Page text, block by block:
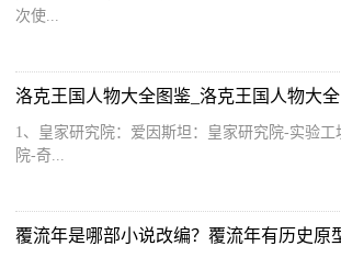
次使...
洛克王国人物大全图鉴_洛克王国人物大全
1、皇家研究院：爱因斯坦：皇家研究院-实验
院-奇...
覆流年是哪部小说改编？覆流年有历史原